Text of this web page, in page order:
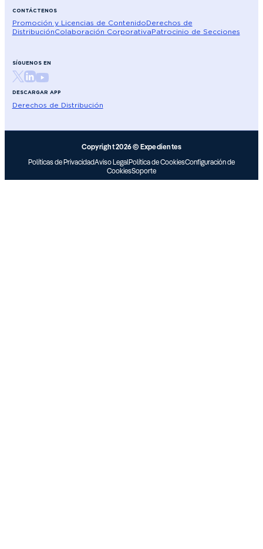
CONTÁCTENOS
Promoción y Licencias de ContenidoDerechos de
DistribuciónColaboración CorporativaPatrocinio de Secciones
SÍGUENOS EN
DESCARGAR APP
Derechos de Distribución
Copyright 2026 © Expedientes
Políticas de PrivacidadAviso LegalPolítica de CookiesConfiguración de
CookiesSoporte